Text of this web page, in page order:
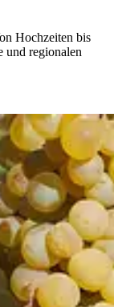
Hochzeiten bis
und regionalen